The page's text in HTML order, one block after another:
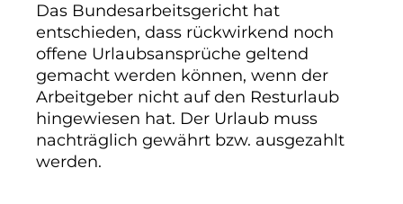
Das Bundesarbeitsgericht hat
entschieden, dass rückwirkend noch
offene Urlaubsansprüche geltend
gemacht werden können, wenn der
Arbeitgeber nicht auf den Resturlaub
hingewiesen hat. Der Urlaub muss
nachträglich gewährt bzw. ausgezahlt
werden.